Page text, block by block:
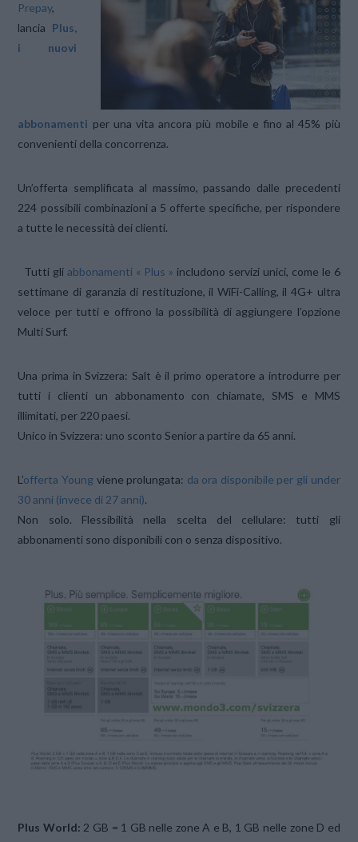
Prepay,
lancia Plus,
i nuovi
abbonamenti per una vita ancora più mobile e fino al 45% più
convenienti della concorrenza.
Un’offerta semplificata al massimo, passando dalle precedenti
224 possibili combinazioni a 5 offerte specifiche, per rispondere
a tutte le necessità dei clienti.
Tutti gliabbonamenti « Plus » includono servizi unici, come le 6
settimane di garanzia di restituzione, il WiFi-Calling, il 4G+ ultra
veloce per tutti e offrono la possibilità di aggiungere l’opzione
Multi Surf.
Una prima in Svizzera: Salt è il primo operatore a introdurre per
tutti i clienti un abbonamento con chiamate, SMS e MMS
illimitati, per 220 paesi.
Unico in Svizzera: uno sconto Senior a partire da 65 anni.
L’offerta Young viene prolungata: da ora disponibile per gli under
30 anni (invece di 27 anni).
Non solo. Flessibilità nella scelta del cellulare: tutti gli
abbonamenti sono disponibili con o senza dispositivo.
Plus World: 2 GB = 1 GB nelle zone A e B, 1 GB nelle zone D ed